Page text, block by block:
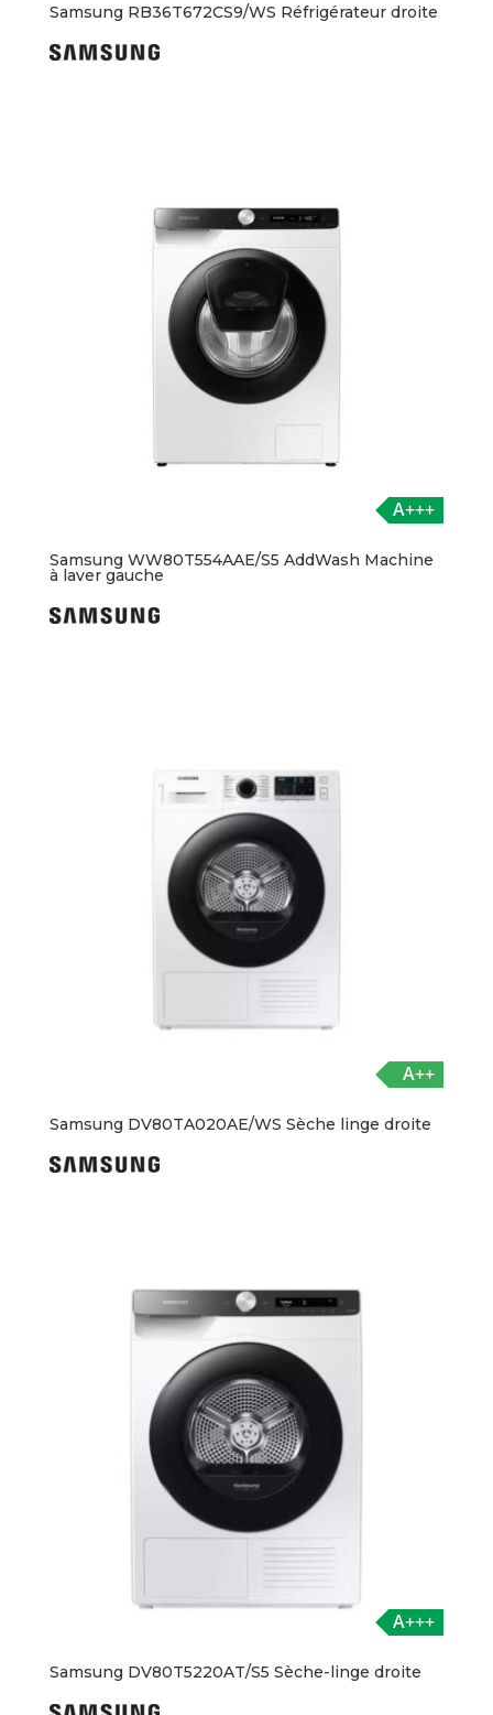
Samsung RB36T672CS9/WS Réfrigérateur droite
A+++
Samsung WW80T554AAE/S5 AddWash Machine
à laver gauche
A++
Samsung DV80TA020AE/WS Sèche linge droite
A+++
Samsung DV80T5220AT/S5 Sèche-linge droite